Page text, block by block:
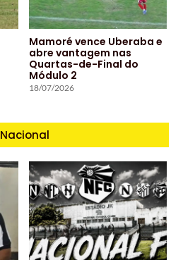
Mamoré vence Uberaba e
abre vantagem nas
Quartas-de-Final do
Módulo 2
18/07/2026
Nacional